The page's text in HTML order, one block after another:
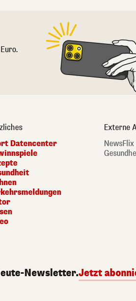
Datencenter
Externe
NewsFlix
Newsletter.Jetzt